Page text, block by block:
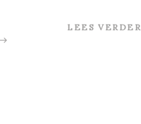
LEES VERDER